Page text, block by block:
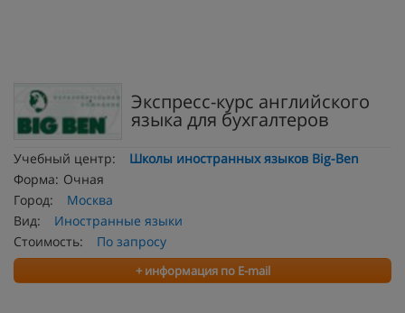
Экспресс-курс английского
языка для бухгалтеров
Учебный центр:
Школы иностранных языков Big-Ben
Форма: Очная
Город:
Москва
Вид:
Иностранные языки
Стоимость:
По запросу
+ информация по E-mail